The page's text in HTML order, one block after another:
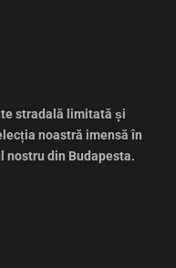
stradală limitată și
noastră imensă în
nostru din Budapesta.